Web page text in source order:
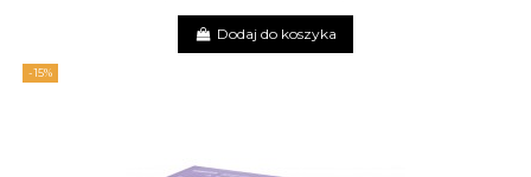
Dodaj do koszyka
-15%